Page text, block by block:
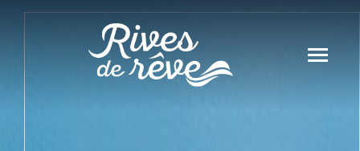
Panneau de gestion des cookies